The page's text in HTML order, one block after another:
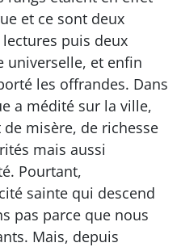
et ce sont deux
puis deux
universelle, et enfin
les offrandes. Dans
a médité sur la ville,
misère, de richesse
mais aussi
Pourtant,
sainte qui descend
pas parce que nous
Mais, depuis